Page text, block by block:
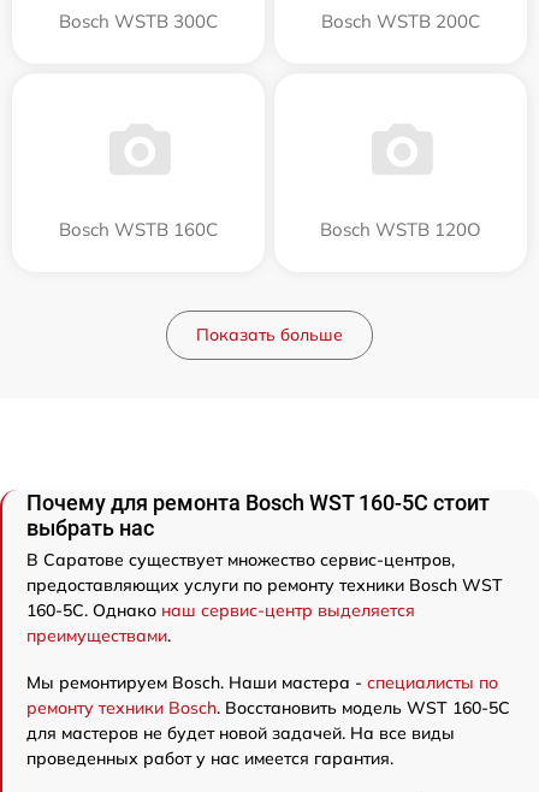
Bosch WSTB 300C Bosch WSTB 200C
Bosch WSTB 160C Bosch WSTB 120O
Показать больше
Почему для ремонта Bosch WST 160-5C стоит
выбрать нас
В Саратове существует множество сервис-центров,
предоставляющих услуги по ремонту техники Bosch WST
160-5C. Однако наш сервис-центр выделяется
преимуществами.
Мы ремонтируем Bosch. Наши мастера - специалисты по
ремонту техники Bosch. Восстановить модель WST 160-5C
для мастеров не будет новой задачей. На все виды
проведенных работ у нас имеется гарантия.